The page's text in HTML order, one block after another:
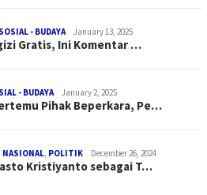
SOSIAL - BUDAYA January 13, 2025
Gratis, Ini Komentar …
- BUDAYA January 2, 2025
Pihak Beperkara, Pe…
NASIONAL, POLITIK December 26, 2024
Kristiyanto sebagai T…